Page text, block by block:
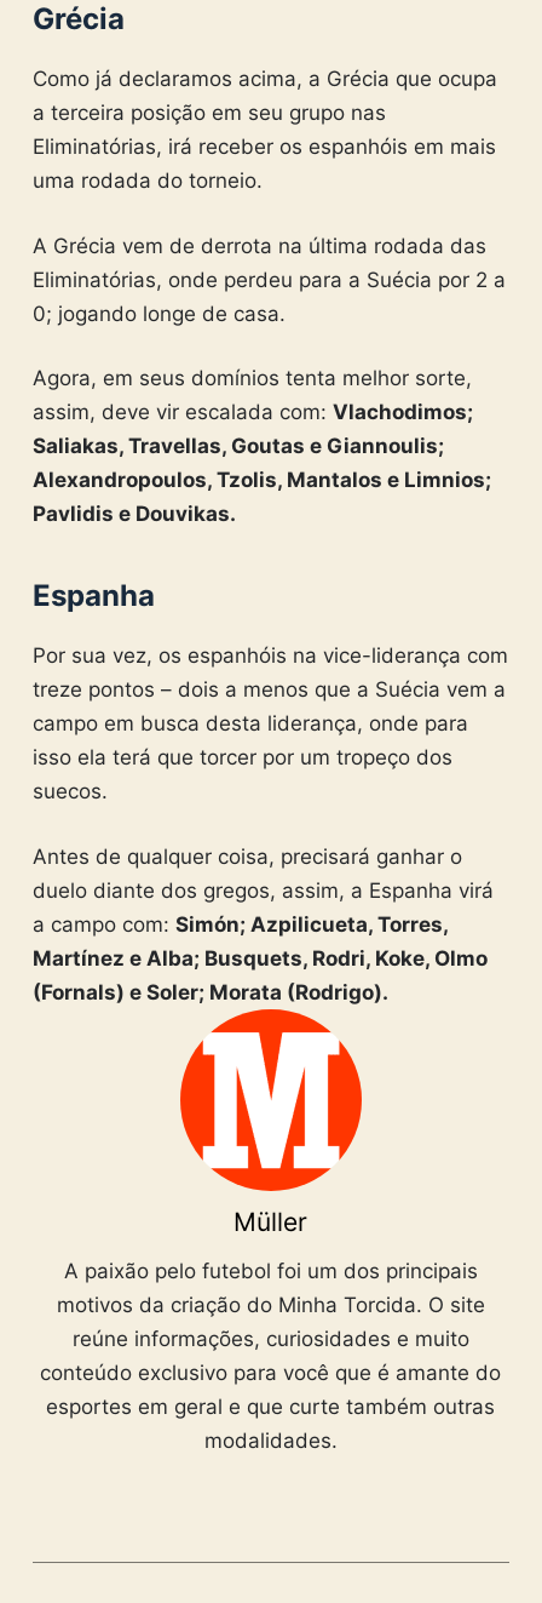
Grécia
Como já declaramos acima, a Grécia que ocupa
a terceira posição em seu grupo nas
Eliminatórias, irá receber os espanhóis em mais
uma rodada do torneio.
A Grécia vem de derrota na última rodada das
Eliminatórias, onde perdeu para a Suécia por 2 a
0; jogando longe de casa.
Agora, em seus domínios tenta melhor sorte,
assim, deve vir escalada com: Vlachodimos;
Saliakas, Travellas, Goutas e Giannoulis;
Alexandropoulos, Tzolis, Mantalos e Limnios;
Pavlidis e Douvikas.
Espanha
Por sua vez, os espanhóis na vice-liderança com
treze pontos – dois a menos que a Suécia vem a
campo em busca desta liderança, onde para
isso ela terá que torcer por um tropeço dos
suecos.
Antes de qualquer coisa, precisará ganhar o
duelo diante dos gregos, assim, a Espanha virá
a campo com: Simón; Azpilicueta, Torres,
Martínez e Alba; Busquets, Rodri, Koke, Olmo
(Fornals) e Soler; Morata (Rodrigo).
Müller
A paixão pelo futebol foi um dos principais
motivos da criação do Minha Torcida. O site
reúne informações, curiosidades e muito
conteúdo exclusivo para você que é amante do
esportes em geral e que curte também outras
modalidades.